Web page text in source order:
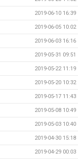
2019-06-10 16:39
2019-06-05 10:02
2019-06-03 16:16
2019-05-31 09:51
2019-05-22 11:19
2019-05-20 10:32
2019-05-17 11:43
2019-05-08 10:49
2019-05-03 10:40
2019-04-30 15:18
2019-04-29 00:03